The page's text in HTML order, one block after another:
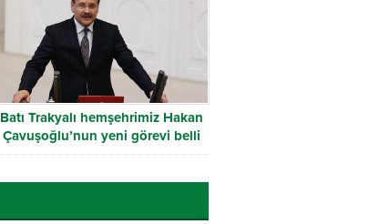
Batı Trakyalı hemşehrimiz Hakan
Çavuşoğlu’nun yeni görevi belli
oldu